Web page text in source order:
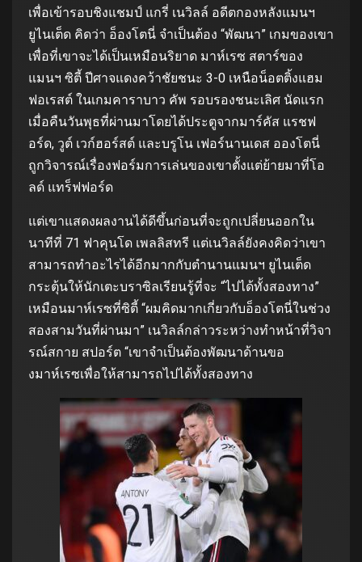
เพื่อเข้ารอบชิงแชมป์ แกรี่ เนวิลล์ อดีตกองหลังแมนฯ
ยูไนเต็ด คิดว่า อ็องโตนี่ จำเป็นต้อง “พัฒนา” เกมของเขา
เพื่อที่เขาจะได้เป็นเหมือนริยาด มาห์เรซ สตาร์ของ
แมนฯ ซิตี้ ปีศาจแดงคว้าชัยชนะ 3-0 เหนือน็อตติ้งแฮม
ฟอเรสต์ ในเกมคาราบาว คัพ รอบรองชนะเลิศ นัดแรก
เมื่อคืนวันพุธที่ผ่านมาโดยได้ประตูจากมาร์คัส แรชฟ
อร์ด, วูต์ เวก์ฮอร์สต์ และบรูโน เฟอร์นานเดส อองโตนี่
ถูกวิจารณ์เรื่องฟอร์มการเล่นของเขาตั้งแต่ย้ายมาที่โอ
ลด์ แทร็ฟฟอร์ด
แต่เขาแสดงผลงานได้ดีขึ้นก่อนที่จะถูกเปลี่ยนออกใน
นาทีที่ 71 ฟาคุนโด เพลลิสทรี แต่เนวิลล์ยังคงคิดว่าเขา
สามารถทำอะไรได้อีกมากกับตำนานแมนฯ ยูไนเต็ด
กระตุ้นให้นักเตะบราซิลเรียนรู้ที่จะ “ไปได้ทั้งสองทาง”
เหมือนมาห์เรซที่ซิตี้ “ผมคิดมากเกี่ยวกับอ็องโตนี่ในช่วง
สองสามวันที่ผ่านมา” เนวิลล์กล่าวระหว่างทำหน้าที่วิจา
รณ์สกาย สปอร์ต “เขาจำเป็นต้องพัฒนาด้านขอ
งมาห์เรซเพื่อให้สามารถไปได้ทั้งสองทาง